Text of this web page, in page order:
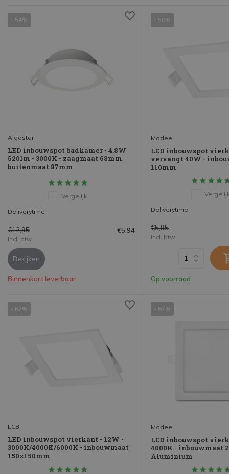
- 54%
Aigostar
LED inbouwspot badkamer - 4,8W
520lm - 3000K - zaagmaat 68mm
buitenmaat 87mm
Vergelijk
Deliverytime
€12,95 €5,94
Incl. btw
Bekijken
Binnenkort leverbaar
- 50%
Modee
LED inbouwspot
vervangt 40W -
110mm
Deliverytime
€5,95
Incl. btw
Op voorraad
- 62%
LCB
LED inbouwspot vierkant - 12W -
3000K/4000K/6000K - inbouwmaat
150x150mm
- 67%
Modee
LED inbouwspot
4000K - inbouwmaat
Aluminium